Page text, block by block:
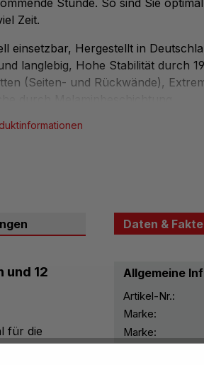
Zeit.
einsetzbar, Hergestellt in
langlebig, Hohe Stabilität durch
(Seiten- und Rückwände),
Sie das gewünschte Dekor und
aus.
und 12
für die
Zeit.
Daten &
Allgemeine
Artikel-Nr.:
Marke:
Marke: